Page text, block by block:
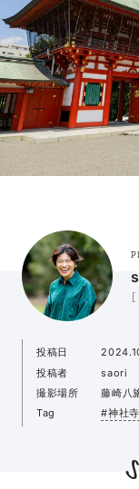
投稿日
投稿者
saori
撮影場所
藤崎八
Tag
#神社